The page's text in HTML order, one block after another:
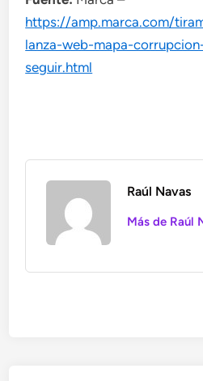
https://amp.marca.com/
lanza-web-mapa-
seguir.html
Raúl Navas
Más de Raúl